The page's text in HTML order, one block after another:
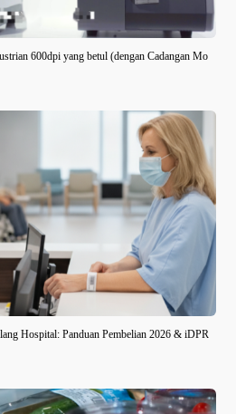
600dpi yang betul (dengan Cadangan Mo
Hospital: Panduan Pembelian 2026 & iDPR